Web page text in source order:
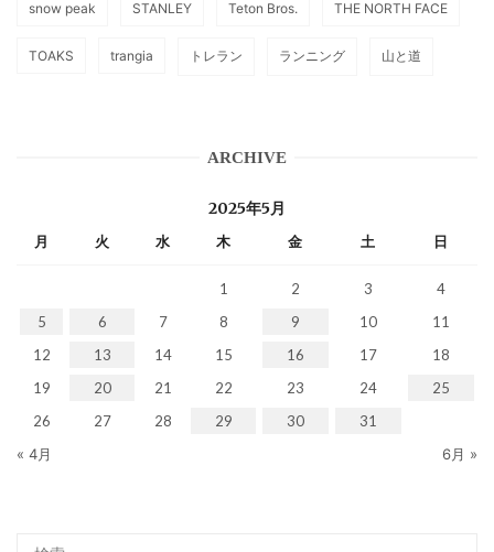
snow peak STANLEY Teton Bros. THE NORTH FACE
TOAKS trangia トレラン ランニング 山と道
ARCHIVE
2025年5月
月 火 水 木 金 土 日
1 2 3
4
5
6 7 8 9 10
11
12
13 14 15 16 17
18
19
20 21 22 23 24
25
26
27 28 29 30
31
« 4月
6月 »